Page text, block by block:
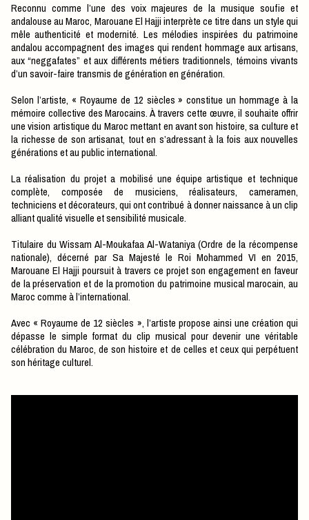
Reconnu comme l’une des voix majeures de la musique soufie et
andalouse au Maroc, Marouane El Hajji interprète ce titre dans un style qui
mêle authenticité et modernité. Les mélodies inspirées du patrimoine
andalou accompagnent des images qui rendent hommage aux artisans,
aux “neggafates” et aux différents métiers traditionnels, témoins vivants
d’un savoir-faire transmis de génération en génération.
Selon l’artiste, « Royaume de 12 siècles » constitue un hommage à la
mémoire collective des Marocains. À travers cette œuvre, il souhaite offrir
une vision artistique du Maroc mettant en avant son histoire, sa culture et
la richesse de son artisanat, tout en s’adressant à la fois aux nouvelles
générations et au public international.
La réalisation du projet a mobilisé une équipe artistique et technique
complète, composée de musiciens, réalisateurs, cameramen,
techniciens et décorateurs, qui ont contribué à donner naissance à un clip
alliant qualité visuelle et sensibilité musicale.
Titulaire du Wissam Al-Moukafaa Al-Wataniya (Ordre de la récompense
nationale), décerné par Sa Majesté le Roi Mohammed VI en 2015,
Marouane El Hajji poursuit à travers ce projet son engagement en faveur
de la préservation et de la promotion du patrimoine musical marocain, au
Maroc comme à l’international.
Avec « Royaume de 12 siècles », l’artiste propose ainsi une création qui
dépasse le simple format du clip musical pour devenir une véritable
célébration du Maroc, de son histoire et de celles et ceux qui perpétuent
son héritage culturel.